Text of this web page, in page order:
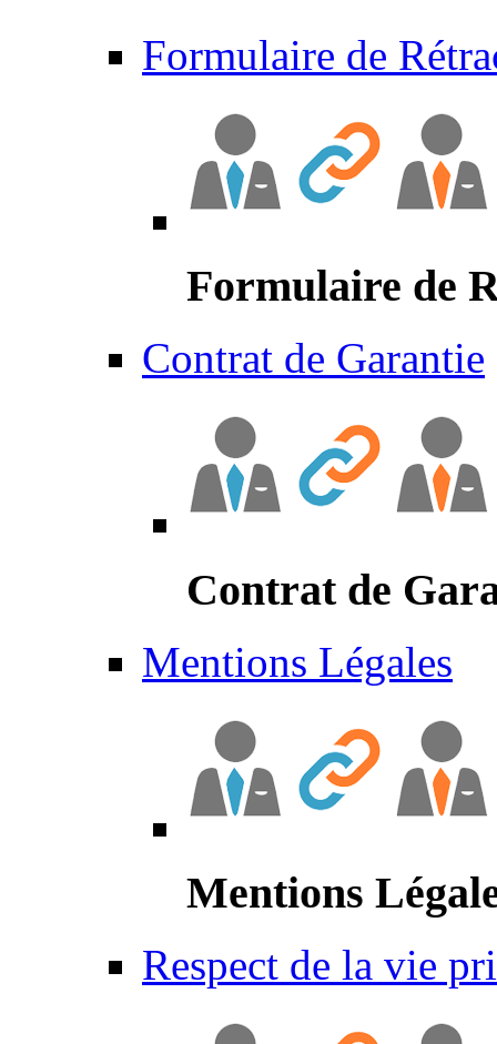
Formulaire de
Formulaire de
Contrat de Garantie
Contrat de
Mentions Légales
Mentions
Respect de la vie